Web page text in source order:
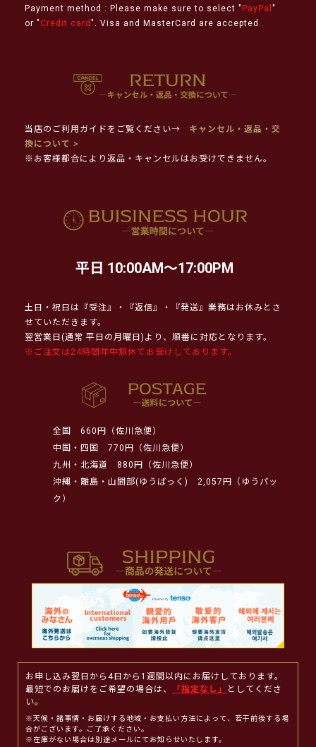
Payment method : Please make sure to select " PayPal "
or " Credit card ". Visa and MasterCard are accepted.
当店のご利用ガイドをご覧ください→
キャンセル・返品・交
換について >
※お客様都合により返品・キャンセルはお受けできません。
平日 10:00AM～17:00PM
土日・祝日は『受注』・『返信』・『発送』業務はお休みとさ
せていただきます。
翌営業日(通常 平日の月曜日)より、順番に対応となります。
※ご注文は24時間年中無休でお受けしております。
全国
660円（佐川急便）
中国・四国
770円（佐川急便）
九州・北海道
880円（佐川急便）
沖縄・離島・山間部(ゆうぱっく)
2,057円（ゆうパッ
ク）
お申し込み翌日から4日から1週間以内にお届けしております。
最短でのお届けをご希望の場合は、
「指定なし」
としてくださ
い。
※天候・諸事情・お届けする地域・お支払い方法によって、若干前後する場
合がございます。ご了承ください。
※在庫がない場合は別途メールにてお知らせいたします。